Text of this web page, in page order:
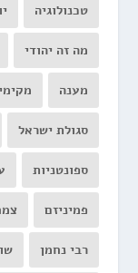
טכנולוגיה
מה זה יהודי
מענה
סגולת ישראל
ספונטניות
פמיניזם
רבי נחמן